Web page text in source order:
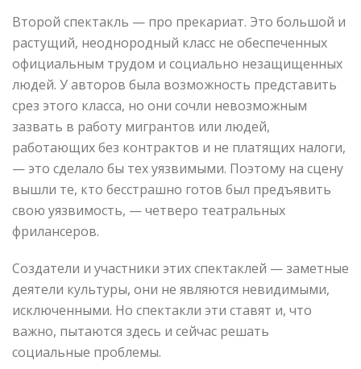
Второй спектакль — про прекариат. Это большой и
растущий, неоднородный класс не обеспеченных
официальным трудом и социально незащищенных
людей. У авторов была возможность представить
срез этого класса, но они сочли невозможным
зазвать в работу мигрантов или людей,
работающих без контрактов и не платящих налоги,
— это сделало бы тех уязвимыми. Поэтому на сцену
вышли те, кто бесстрашно готов был предъявить
свою уязвимость, — четверо театральных
фрилансеров.
Создатели и участники этих спектаклей — заметные
деятели культуры, они не являются невидимыми,
исключенными. Но спектакли эти ставят и, что
важно, пытаются здесь и сейчас решать
социальные проблемы.